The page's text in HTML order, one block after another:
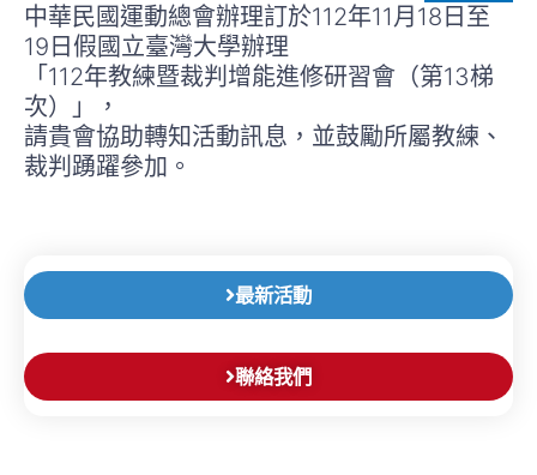
中華民國運動總會辦理訂於112年11月18日至
19日假國立臺灣大學辦理
「112年教練暨裁判增能進修研習會（第13梯
次）」，
請貴會協助轉知活動訊息，並鼓勵所屬教練、
裁判踴躍參加。
最新活動
聯絡我們